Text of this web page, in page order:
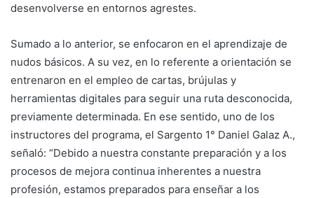
desenvolverse en entornos agrestes.
Sumado a lo anterior, se enfocaron en el aprendizaje de
nudos básicos. A su vez, en lo referente a orientación se
entrenaron en el empleo de cartas, brújulas y
herramientas digitales para seguir una ruta desconocida,
previamente determinada. En ese sentido, uno de los
instructores del programa, el Sargento 1° Daniel Galaz A.,
señaló: “Debido a nuestra constante preparación y a los
procesos de mejora continua inherentes a nuestra
profesión, estamos preparados para enseñar a los